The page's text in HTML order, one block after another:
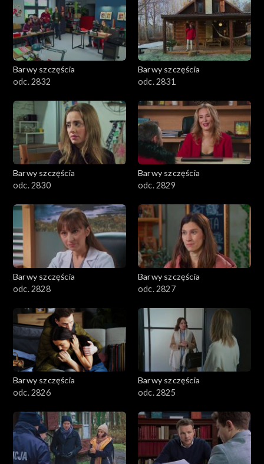
Barwy szczęścia
odc. 2832
Barwy szczęścia
odc. 2831
Barwy szczęścia
odc. 2830
Barwy szczęścia
odc. 2829
Barwy szczęścia
odc. 2828
Barwy szczęścia
odc. 2827
Barwy szczęścia
odc. 2826
Barwy szczęścia
odc. 2825